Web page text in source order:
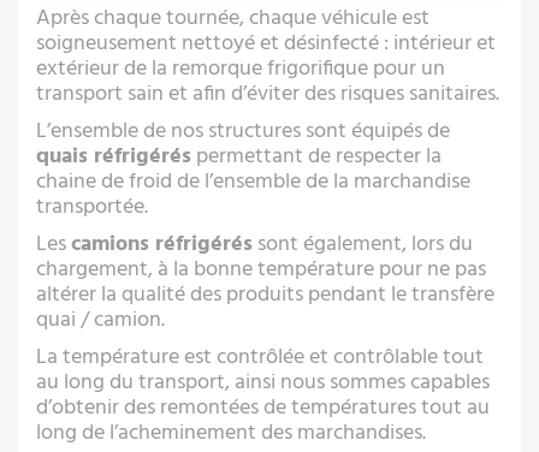
Après chaque tournée, chaque véhicule est
soigneusement nettoyé et désinfecté : intérieur et
extérieur de la remorque frigorifique pour un
transport sain et afin d’éviter des risques sanitaires.
L’ensemble de nos structures sont équipés de
quais réfrigéréspermettant de respecter la
chaine de froid de l’ensemble de la marchandise
transportée.
Lescamions réfrigéréssont également, lors du
chargement, à la bonne température pour ne pas
altérer la qualité des produits pendant le transfère
quai / camion.
La température est contrôlée et contrôlable tout
au long du transport, ainsi nous sommes capables
d’obtenir des remontées de températures tout au
long de l’acheminement des marchandises.